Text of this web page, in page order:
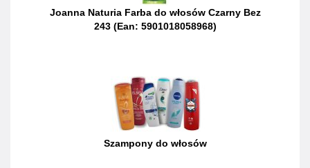
Joanna Naturia Farba do włosów Czarny Bez
243 (Ean: 5901018058968)
Szampony do włosów